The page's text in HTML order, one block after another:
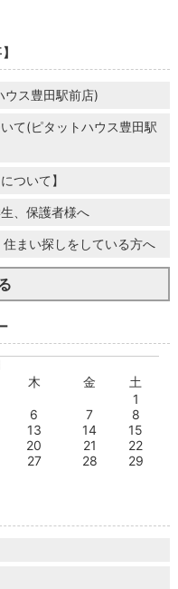
ウス豊田駅前店)
て(ピタットハウス豊田駅
ついて】
、保護者様へ
住まい探しをしている方へ
木 金
土
1
6 7
8
13 14
15
20 21
22
27 28
29